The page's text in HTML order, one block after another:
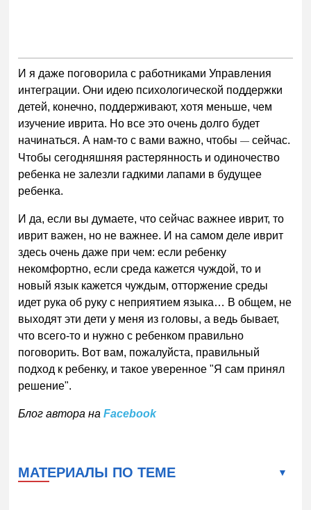
И я даже поговорила с работниками Управления
интеграции. Они идею психологической поддержки
детей, конечно, поддерживают, хотя меньше, чем
изучение иврита. Но все это очень долго будет
начинаться. А нам-то с вами важно, чтобы— сейчас.
Чтобы сегодняшняя растерянность и одиночество
ребенка не залезли гадкими лапами в будущее
ребенка.
И да, если вы думаете, что сейчас важнее иврит, то
иврит важен, но не важнее. И на самом деле иврит
здесь очень даже при чем: если ребенку
некомфортно, если среда кажется чуждой, то и
новый язык кажется чуждым, отторжение среды
идет рука об руку с неприятием языка… В общем, не
выходят эти дети у меня из головы, а ведь бывает,
что всего-то и нужно с ребенком правильно
поговорить. Вот вам, пожалуйста, правильный
подход к ребенку, и такое уверенное "Я сам принял
решение".
Блог автора наFacebook
МАТЕРИАЛЫ ПО ТЕМЕ